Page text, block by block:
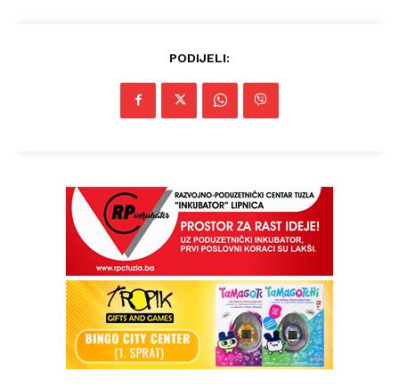
PODIJELI: